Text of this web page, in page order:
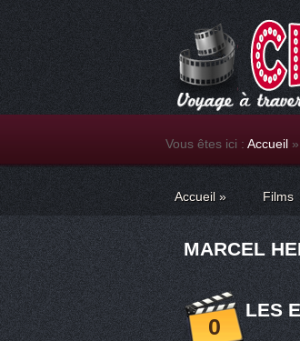
Vous êtes ici : Accueil »
Accueil » Films
MARCEL
0
LES